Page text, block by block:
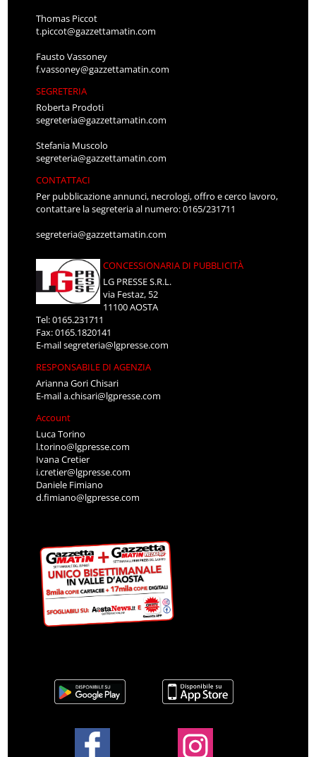
Thomas Piccot
t.piccot@gazzettamatin.com
Fausto Vassoney
f.vassoney@gazzettamatin.com
SEGRETERIA
Roberta Prodoti
segreteria@gazzettamatin.com
Stefania Muscolo
segreteria@gazzettamatin.com
CONTATTACI
Per pubblicazione annunci, necrologi, offro e cerco lavoro,
contattare la segreteria al numero: 0165/231711
segreteria@gazzettamatin.com
CONCESSIONARIA DI PUBBLICITÀ
LG PRESSE S.R.L.
via Festaz, 52
11100 AOSTA
Tel: 0165.231711
Fax: 0165.1820141
E-mailsegreteria@lgpresse.com
RESPONSABILE DI AGENZIA
Arianna Gori Chisari
E-maila.chisari@lgpresse.com
Account
Luca Torino
l.torino@lgpresse.com
Ivana Cretier
i.cretier@lgpresse.com
Daniele Fimiano
d.fimiano@lgpresse.com